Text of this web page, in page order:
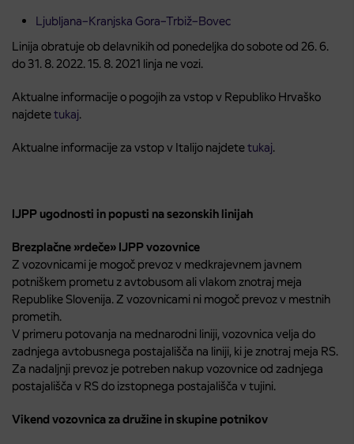
Ljubljana–Kranjska Gora–Trbiž–Bovec
Linija obratuje ob delavnikih od ponedeljka do sobote od 26. 6.
do 31. 8. 2022. 15. 8. 2021 linja ne vozi.
Aktualne informacije o pogojih za vstop v Republiko Hrvaško
najdetetukaj.
Aktualne informacije za vstop v Italijo najdetetukaj.
IJPP ugodnosti in popusti na sezonskih linijah
Brezplačne »rdeče» IJPP vozovnice
Z vozovnicami je mogoč prevoz v medkrajevnem javnem
potniškem prometu z avtobusom ali vlakom znotraj meja
Republike Slovenija. Z vozovnicami ni mogoč prevoz v mestnih
prometih.
V primeru potovanja na mednarodni liniji, vozovnica velja do
zadnjega avtobusnega postajališča na liniji, ki je znotraj meja RS.
Za nadaljnji prevoz je potreben nakup vozovnice od zadnjega
postajališča v RS do izstopnega postajališča v tujini.
Vikend vozovnica za družine in skupine potnikov